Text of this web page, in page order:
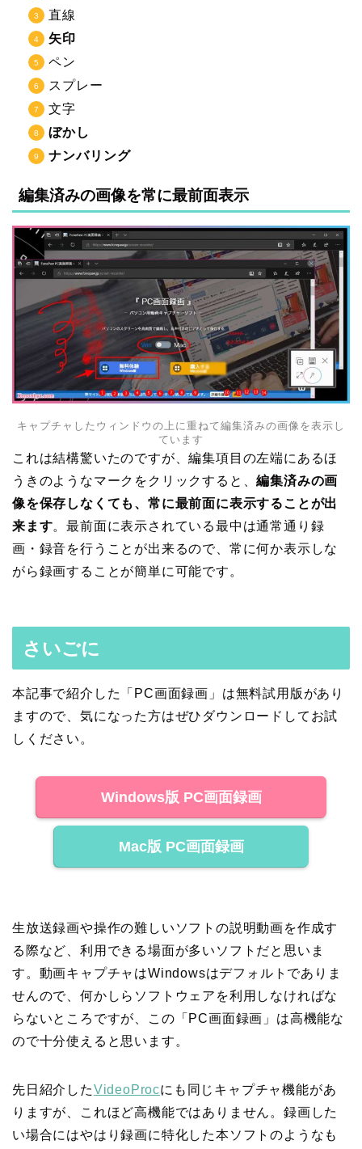
直線
矢印
ペン
スプレー
文字
ぼかし
ナンバリング
編集済みの画像を常に最前面表示
キャプチャしたウィンドウの上に重ねて編集済みの画像を表示し
ています
これは結構驚いたのですが、編集項目の左端にあるほ
うきのようなマークをクリックすると、編集済みの画
像を保存しなくても、常に最前面に表示することが出
来ます。最前面に表示されている最中は通常通り録
画・録音を行うことが出来るので、常に何か表示しな
がら録画することが簡単に可能です。
さいごに
本記事で紹介した「PC画面録画」は無料試用版があり
ますので、気になった方はぜひダウンロードしてお試
しください。
Windows版 PC画面録画
Mac版 PC画面録画
生放送録画や操作の難しいソフトの説明動画を作成す
る際など、利用できる場面が多いソフトだと思いま
す。動画キャプチャはWindowsはデフォルトでありま
せんので、何かしらソフトウェアを利用しなければな
らないところですが、この「PC画面録画」は高機能な
ので十分使えると思います。
先日紹介したVideoProcにも同じキャプチャ機能があ
りますが、これほど高機能ではありません。録画した
い場合にはやはり録画に特化した本ソフトのようなも